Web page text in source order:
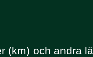
(km) och andra